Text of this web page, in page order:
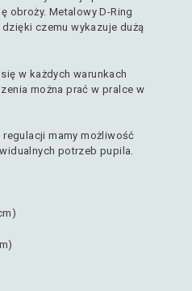
obroży. Metalowy D-Ring
czemu wykazuje dużą
w każdych warunkach
można prać w pralce w
mamy możliwość
potrzeb pupila.